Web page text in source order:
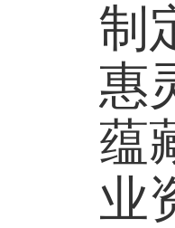
制
惠
蕴
业